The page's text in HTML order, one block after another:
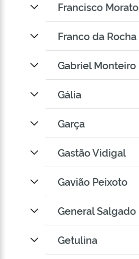
Francisco Morato
Franco da Rocha
Gabriel Monteiro
Gália
Garça
Gastão Vidigal
Gavião Peixoto
General Salgado
Getulina